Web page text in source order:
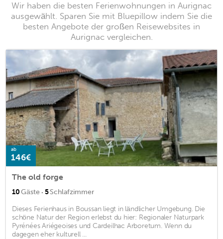
Wir haben die besten Ferienwohnungen in Aurignac
ausgewählt. Sparen Sie mit Bluepillow indem Sie die
besten Angebote der großen Reisewebsites in
Aurignac vergleichen.
ab
146€
The old forge
10Gäste · 5Schlafzimmer
Dieses Ferienhaus in Boussan liegt in ländlicher Umgebung. Die
schöne Natur der Region erlebst du hier: Regionaler Naturpark
Pyrénées Ariégeoises und Cardeilhac Arboretum. Wenn du
dagegen eher kulturell ...